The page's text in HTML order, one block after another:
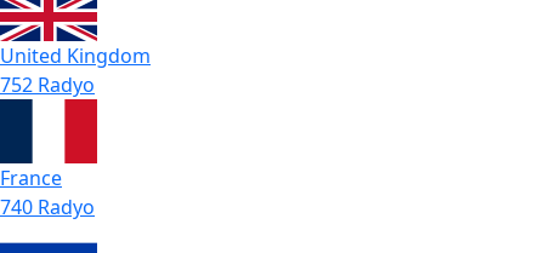
United Kingdom
752 Radyo
France
740 Radyo